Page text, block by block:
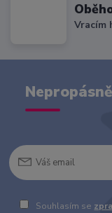
Vracím
Souhlasím se